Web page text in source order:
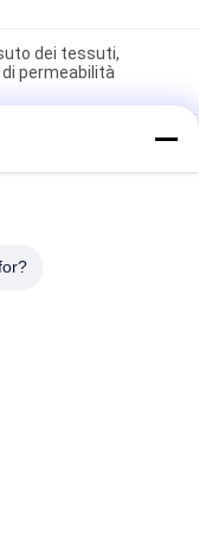
dei tessuti,
permeabilità
all'aria del
non tessuti
per l'ispezione